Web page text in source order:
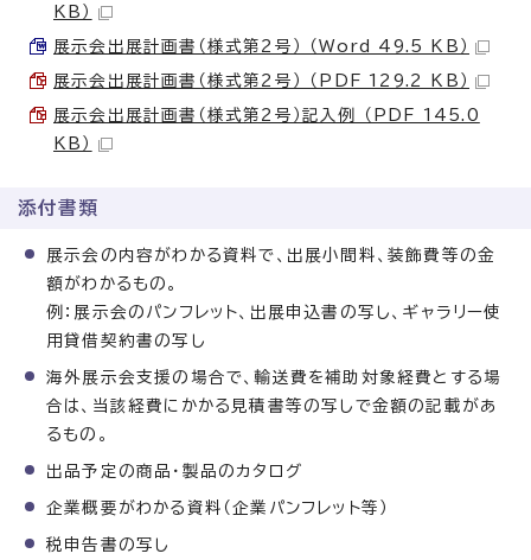
KB）
展示会出展計画書（様式第2号） （Word 49.5 KB）
展示会出展計画書（様式第2号） （PDF 129.2 KB）
展示会出展計画書（様式第2号）記入例 （PDF 145.0
KB）
添付書類
展示会の内容がわかる資料で、出展小間料、装飾費等の金
額がわかるもの。
例：展示会のパンフレット、出展申込書の写し、ギャラリー使
用貸借契約書の写し
海外展示会支援の場合で、輸送費を補助対象経費とする場
合は、当該経費にかかる見積書等の写しで金額の記載があ
るもの。
出品予定の商品・製品のカタログ
企業概要がわかる資料（企業パンフレット等）
税申告書の写し